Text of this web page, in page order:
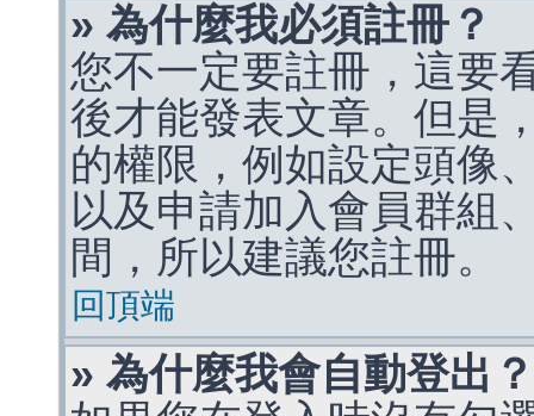
» 為什麼我必須註冊？
您不一定要註冊，這要
後才能發表文章。但是
的權限，例如設定頭像
以及申請加入會員群組
間，所以建議您註冊。
回頂端
» 為什麼我會自動登出？